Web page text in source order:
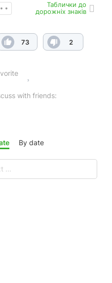
Таблички до
дорожніх знаків
73 2
with friends:
By date